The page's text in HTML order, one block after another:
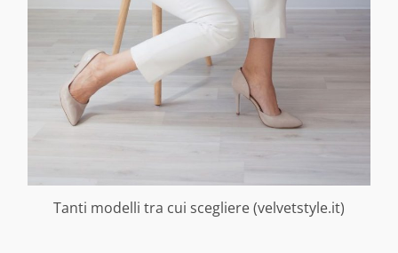
Tanti modelli tra cui scegliere (velvetstyle.it)